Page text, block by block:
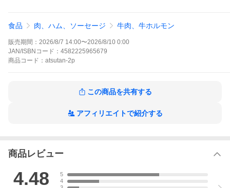
ンプレゼント／
食品 肉、ハム、ソーセージ 牛肉、牛ホルモン
販売期間： 2026/8/7 14:00〜2026/8/10 0:00
JAN/ISBNコード： 4582225965679
商品 コード： atsutan-2p
この商品を共有する
アフィリエイトで紹介する
商品レビュー
4.48
5
4